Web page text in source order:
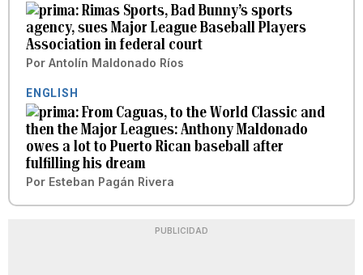
Rimas Sports, Bad Bunny’s sports
agency, sues Major League Baseball Players
Association in federal court
Por Antolín Maldonado Ríos
ENGLISH
From Caguas, to the World Classic and
then the Major Leagues: Anthony Maldonado
owes a lot to Puerto Rican baseball after
fulfilling his dream
Por Esteban Pagán Rivera
PUBLICIDAD